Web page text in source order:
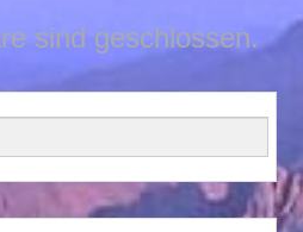
sind geschlossen.